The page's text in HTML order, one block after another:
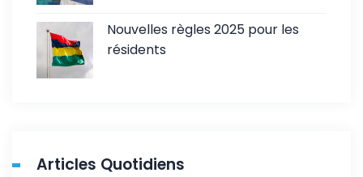
Nouvelles règles 2025 pour les
résidents
Articles Quotidiens